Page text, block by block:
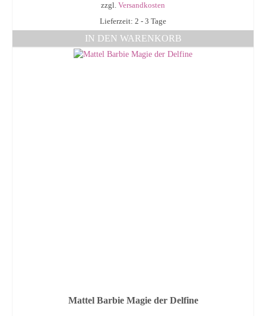
zzgl. Versandkosten
Lieferzeit: 2 - 3 Tage
IN DEN WARENKORB
Mattel Barbie Magie der Delfine